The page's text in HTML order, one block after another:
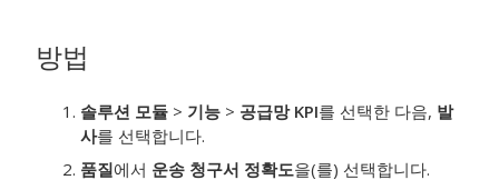
방법
솔루션 모듈 > 기능 > 공급망 KPI를 선택한 다음, 발
사를 선택합니다.
품질에서 운송 청구서 정확도을(를) 선택합니다.